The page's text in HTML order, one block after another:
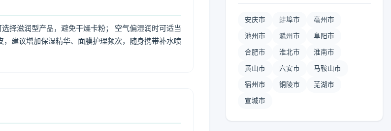
择滋润型产品，避免干燥卡粉； 空气偏湿润时可适当
建议增加保湿精华、面膜护理频次，随身携带补水喷
安庆市 蚌埠市 亳州市
池州市 滁州市 阜阳市
合肥市 淮北市 淮南市
黄山市 六安市 马鞍山市
宿州市 铜陵市 芜湖市
宣城市